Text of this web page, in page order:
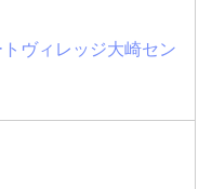
ヴィレッジ大崎セン